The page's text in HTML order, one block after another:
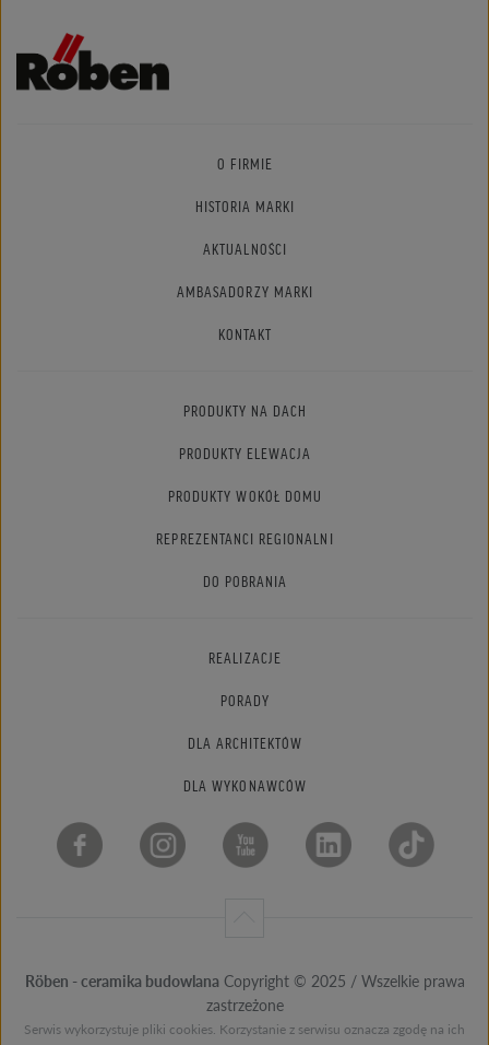
O FIRMIE
HISTORIA MARKI
AKTUALNOŚCI
AMBASADORZY MARKI
KONTAKT
PRODUKTY NA DACH
PRODUKTY ELEWACJA
PRODUKTY WOKÓŁ DOMU
REPREZENTANCI REGIONALNI
DO POBRANIA
REALIZACJE
PORADY
DLA ARCHITEKTÓW
DLA WYKONAWCÓW
Röben - ceramika budowlana Copyright © 2025 / Wszelkie prawa
zastrzeżone
Serwis wykorzystuje pliki cookies. Korzystanie z serwisu oznacza zgodę na ich